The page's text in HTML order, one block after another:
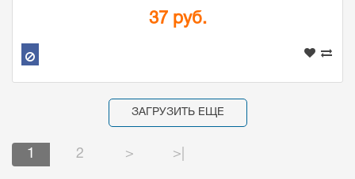
37 руб.
ЗАГРУЗИТЬ ЕЩЕ
1 2 > >|